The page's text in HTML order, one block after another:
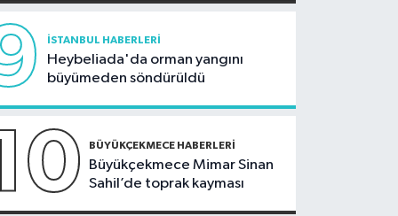
İSTANBUL HABERLERI
Heybeliada'da orman yangını
büyümeden söndürüldü
BÜYÜKÇEKMECE HABERLERI
Büyükçekmece Mimar Sinan
Sahil’de toprak kayması